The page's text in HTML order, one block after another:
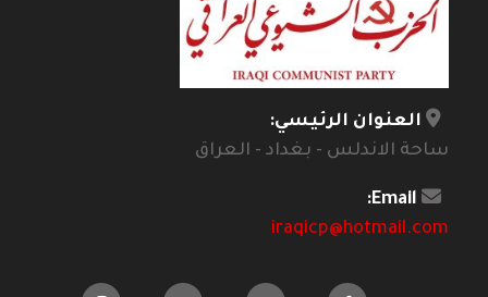
العنوان الرئيسي:
ساحة الاندلس - بغداد - العراق
Email:
iraqicp@hotmail.com